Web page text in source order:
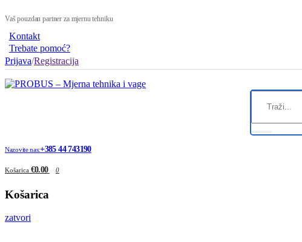
Vaš pouzdan partner za mjernu tehniku
Kontakt
Trebate pomoć?
Prijava/Registracija
Nazovite nas:+385 44 743190
Košarica €0.00 0
Košarica
zatvori